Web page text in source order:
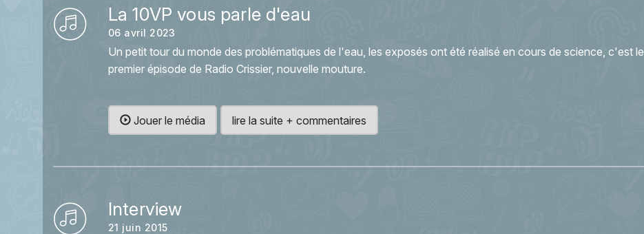
La 10VP vous parle d'eau
06 avril 2023
Un petit tour du monde des problématiques de l'eau, les exposés ont été réalisé en cours de science, c'est le
premier épisode de Radio Crissier, nouvelle mouture.
Jouer le média lire la suite + commentaires
Interview
21 juin 2015